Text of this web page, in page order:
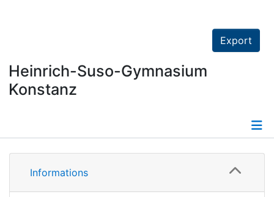
Corporations
Export
Heinrich-Suso-Gymnasium
Konstanz
Details
Informations